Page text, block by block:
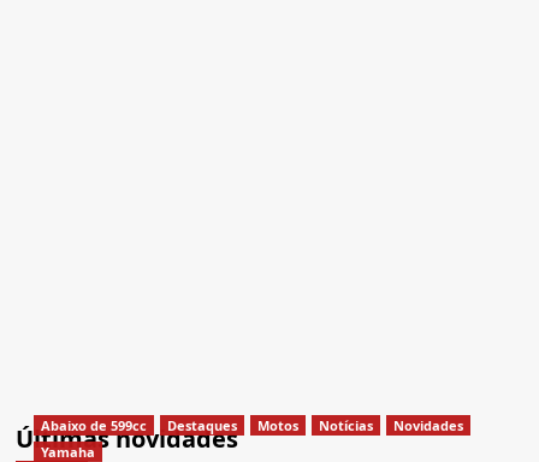
Últimas novidades
Abaixo de 599cc Destaques Motos Notícias
Novidades
Yamaha